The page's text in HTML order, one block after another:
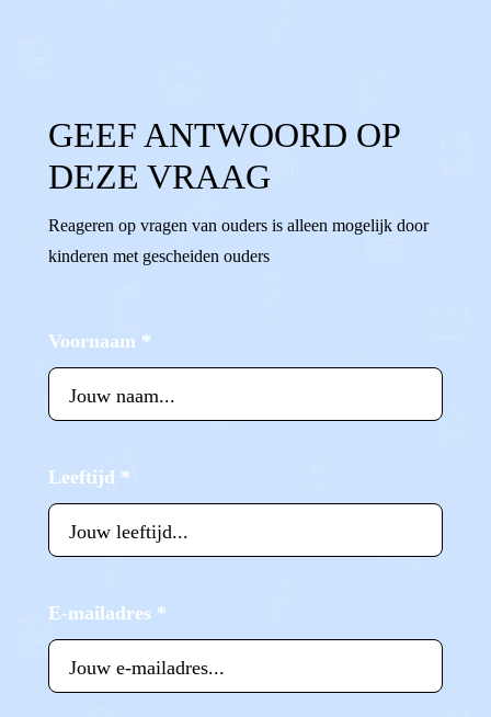
GEEF ANTWOORD OP
DEZE VRAAG
Reageren op vragen van ouders is alleen mogelijk door
kinderen met gescheiden ouders
Voornaam *
Leeftijd *
E-mailadres *